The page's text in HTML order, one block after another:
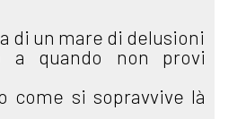
di un mare di delusioni
a quando non provi
come si sopravvive là